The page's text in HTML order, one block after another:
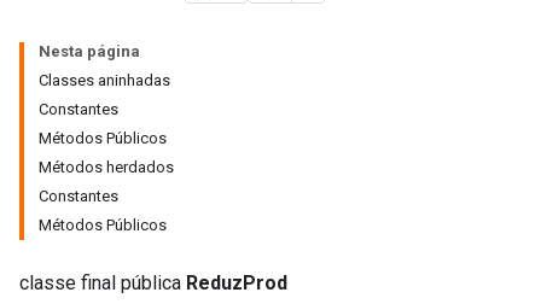
Nesta página
Classes aninhadas
Constantes
Métodos Públicos
Métodos herdados
Constantes
Métodos Públicos
classe final pública ReduzProd